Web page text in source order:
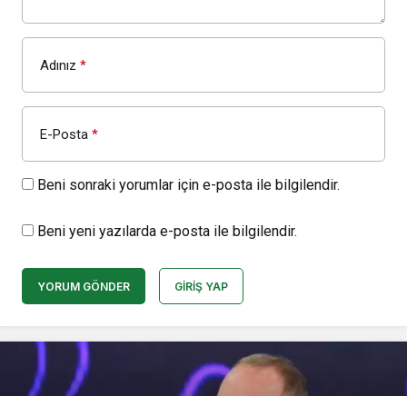
Adınız *
E-Posta *
Beni sonraki yorumlar için e-posta ile bilgilendir.
Beni yeni yazılarda e-posta ile bilgilendir.
YORUM GÖNDER GIRIŞ YAP